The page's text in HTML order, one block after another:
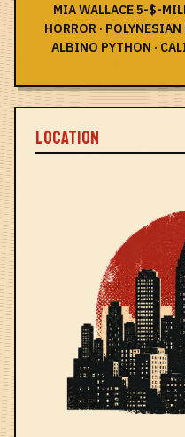
MIA WALLACE 5-$-
HORROR ·
ALBINO PYTHON ·
LOCATION